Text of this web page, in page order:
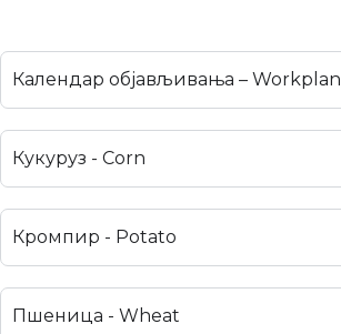
Календар објављивања – Workplan
Кукуруз - Corn
Кромпир - Potato
Пшеница - Wheat